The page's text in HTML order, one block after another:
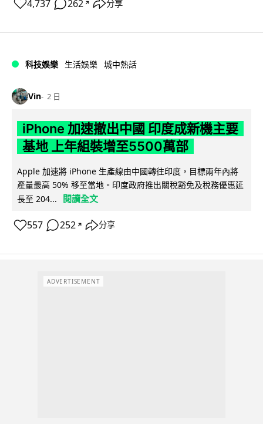
4,737 262 ↗ 分享
科技娛樂 生活娛樂 城中熱話
Vin 2 日
iPhone 加速撤出中國 印度成新機主要
基地 上年組裝增至5500萬部
Apple 加速將 iPhone 生產線由中國轉往印度，目標兩年內將
產量最高 50% 移至當地。印度政府推出關稅豁免及稅務優惠延
長至 204...
閱讀全文
557 252 ↗ 分享
ADVERTISEMENT